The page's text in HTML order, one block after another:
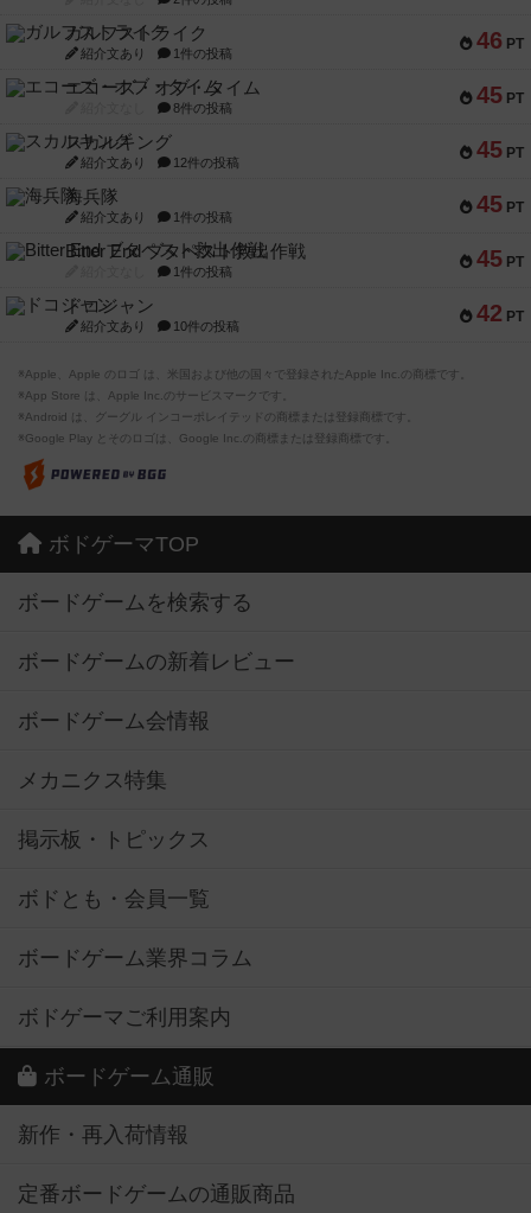
46 PT
ガルフストライク
紹介文あり 1件の投稿
45 PT
エコーズ・オブ・タイム
8件の投稿
45 PT
スカルキング
紹介文あり 12件の投稿
45 PT
海兵隊
紹介文あり 1件の投稿
45 PT
Bitter End ブタペスト救出作戦
1件の投稿
42 PT
ドコジャン
紹介文あり 10件の投稿
※Apple、Apple のロゴ は、米国および他の国々で登録されたApple Inc.の商標です。
※App Store は、Apple Inc.のサービスマークです。
※Android は、グーグル インコーポレイテッドの商標または登録商標です。
※Google Play とそのロゴは、Google Inc.の商標または登録商標です。
ボドゲーマTOP
ボードゲームを検索する
ボードゲームの新着レビュー
ボードゲーム会情報
メカニクス特集
掲示板・トピックス
ボドとも・会員一覧
ボードゲーム業界コラム
ボドゲーマご利用案内
ボードゲーム通販
新作・再入荷情報
定番ボードゲームの通販商品